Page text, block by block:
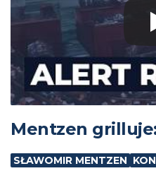
Mentzen
SŁAWOMIR MENTZEN